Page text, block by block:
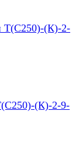
(К)-2-9-